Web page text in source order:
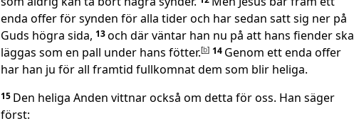
enda offer för synden för alla tider och har sedan satt sig ner på
Guds högra sida, 13och där väntar han nu på att hans fiender ska
läggas som en pall under hans fötter.[b] 14 Genom ett enda offer
har han ju för all framtid fullkomnat dem som blir heliga.
15 Den heliga Anden vittnar också om detta för oss. Han säger
först: